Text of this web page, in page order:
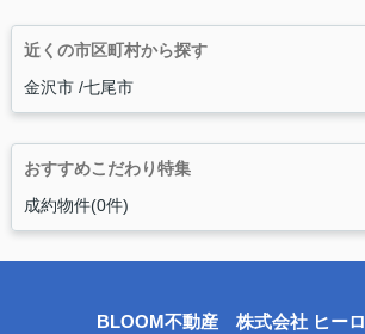
近くの市区町村から探す
金沢市 七尾市
おすすめこだわり特集
成約物件(0件)
BLOOM不動産 株式会社 ヒー